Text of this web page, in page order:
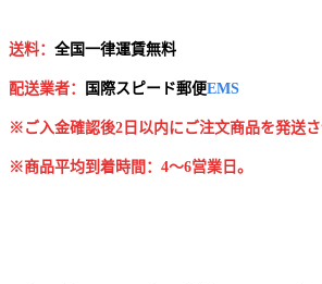
送料： 全国一律運賃無料
配送業者： 国 際スピード郵便EMS
※ご入金確認後2日以内にご注文商品を発送さ
※商品平均到着時間：4～6営業日。